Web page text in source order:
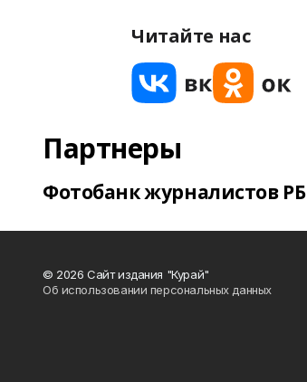
Читайте нас
Партнеры
Фотобанк журналистов РБ
© 2026 Сайт издания "Курай"
Об использовании персональных данных